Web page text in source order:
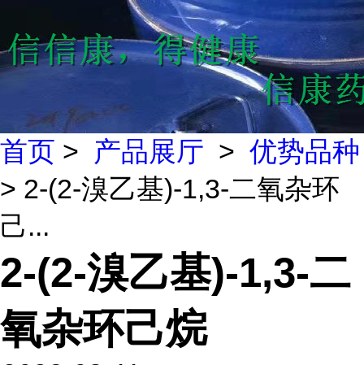
首页 > 产品展厅 > 优势品种
> 2-(2-溴乙基)-1,3-二氧杂环
己...
2-(2-溴乙基)-1,3-二
氧杂环己烷